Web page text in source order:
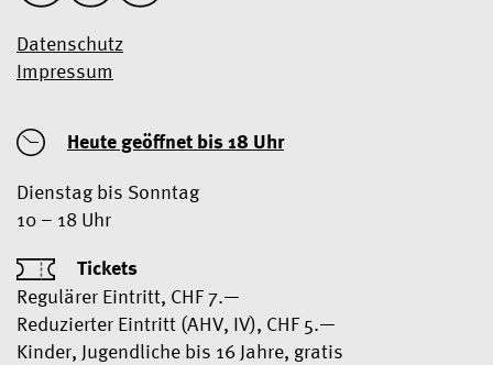
Datenschutz
Impressum
Heute geöffnet bis 18 Uhr
Dienstag bis Sonntag
10 – 18 Uhr
Tickets
Regulärer Eintritt, CHF 7.—
Reduzierter Eintritt (AHV, IV), CHF 5.—
Kinder, Jugendliche bis 16 Jahre, gratis